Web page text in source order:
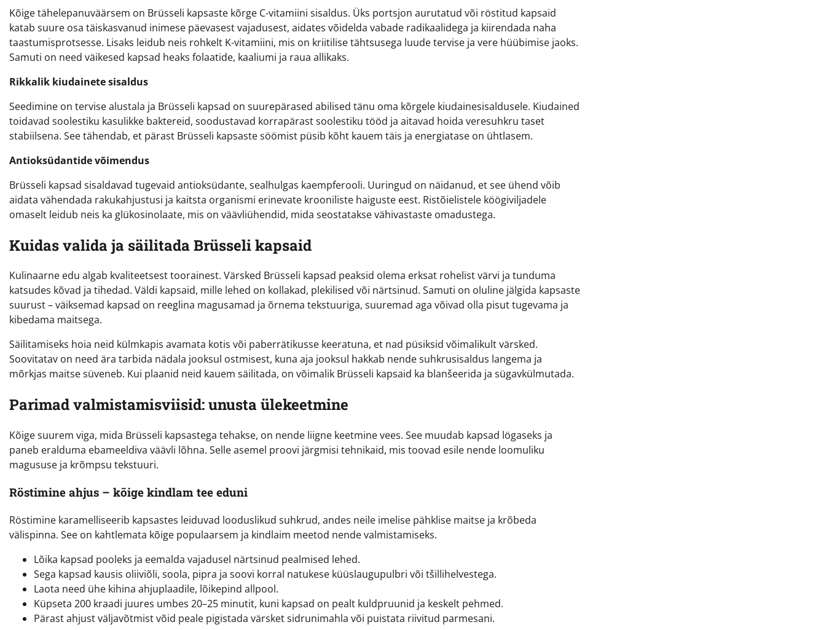
Kõige tähelepanuväärsem on Brüsseli kapsaste kõrge C-vitamiini sisaldus. Üks portsjon aurutatud või röstitud kapsaid
katab suure osa täiskasvanud inimese päevasest vajadusest, aidates võidelda vabade radikaalidega ja kiirendada naha
taastumisprotsesse. Lisaks leidub neis rohkelt K-vitamiini, mis on kriitilise tähtsusega luude tervise ja vere hüübimise jaoks.
Samuti on need väikesed kapsad heaks folaatide, kaaliumi ja raua allikaks.
Rikkalik kiudainete sisaldus
Seedimine on tervise alustala ja Brüsseli kapsad on suurepärased abilised tänu oma kõrgele kiudainesisaldusele. Kiudained
toidavad soolestiku kasulikke baktereid, soodustavad korrapärast soolestiku tööd ja aitavad hoida veresuhkru taset
stabiilsena. See tähendab, et pärast Brüsseli kapsaste söömist püsib kõht kauem täis ja energiatase on ühtlasem.
Antioksüdantide võimendus
Brüsseli kapsad sisaldavad tugevaid antioksüdante, sealhulgas kaempferooli. Uuringud on näidanud, et see ühend võib
aidata vähendada rakukahjustusi ja kaitsta organismi erinevate krooniliste haiguste eest. Ristõielistele köögiviljadele
omaselt leidub neis ka glükosinolaate, mis on väävliühendid, mida seostatakse vähivastaste omadustega.
Kuidas valida ja säilitada Brüsseli kapsaid
Kulinaarne edu algab kvaliteetsest toorainest. Värsked Brüsseli kapsad peaksid olema erksat rohelist värvi ja tunduma
katsudes kõvad ja tihedad. Väldi kapsaid, mille lehed on kollakad, plekilised või närtsinud. Samuti on oluline jälgida kapsaste
suurust – väiksemad kapsad on reeglina magusamad ja õrnema tekstuuriga, suuremad aga võivad olla pisut tugevama ja
kibedama maitsega.
Säilitamiseks hoia neid külmkapis avamata kotis või paberrätikusse keeratuna, et nad püsiksid võimalikult värsked.
Soovitatav on need ära tarbida nädala jooksul ostmisest, kuna aja jooksul hakkab nende suhkrusisaldus langema ja
mõrkjas maitse süveneb. Kui plaanid neid kauem säilitada, on võimalik Brüsseli kapsaid ka blanšeerida ja sügavkülmutada.
Parimad valmistamisviisid: unusta ülekeetmine
Kõige suurem viga, mida Brüsseli kapsastega tehakse, on nende liigne keetmine vees. See muudab kapsad lögaseks ja
paneb eralduma ebameeldiva väävli lõhna. Selle asemel proovi järgmisi tehnikaid, mis toovad esile nende loomuliku
magususe ja krõmpsu tekstuuri.
Röstimine ahjus – kõige kindlam tee eduni
Röstimine karamelliseerib kapsastes leiduvad looduslikud suhkrud, andes neile imelise pähklise maitse ja krõbeda
välispinna. See on kahtlemata kõige populaarsem ja kindlaim meetod nende valmistamiseks.
Lõika kapsad pooleks ja eemalda vajadusel närtsinud pealmised lehed.
Sega kapsad kausis oliiviõli, soola, pipra ja soovi korral natukese küüslaugupulbri või tšillihelvestega.
Laota need ühe kihina ahjuplaadile, lõikepind allpool.
Küpseta 200 kraadi juures umbes 20–25 minutit, kuni kapsad on pealt kuldpruunid ja keskelt pehmed.
Pärast ahjust väljavõtmist võid peale pigistada värsket sidrunimahla või puistata riivitud parmesani.